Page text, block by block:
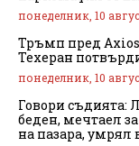
понеделник, 10
Тръмп пред
Техеран
понеделник, 10
Говори съдията:
беден, мечтаел
на пазара, умрял